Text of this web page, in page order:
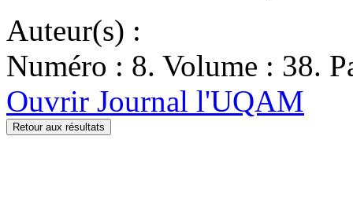
Auteur(s) :
Numéro : 8. Volume : 38.
Ouvrir Journal l'UQAM
Retour aux résultats